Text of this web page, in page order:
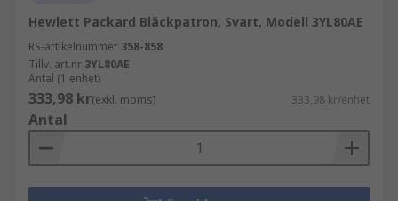
Hewlett Packard Bläckpatron, Svart, Modell 3YL80AE
RS-artikelnummer 358-858
Tillv. art.nr 3YL80AE
Antal (1 enhet)
333,98 kr(exkl. moms) 333,98 kr/enhet
Antal